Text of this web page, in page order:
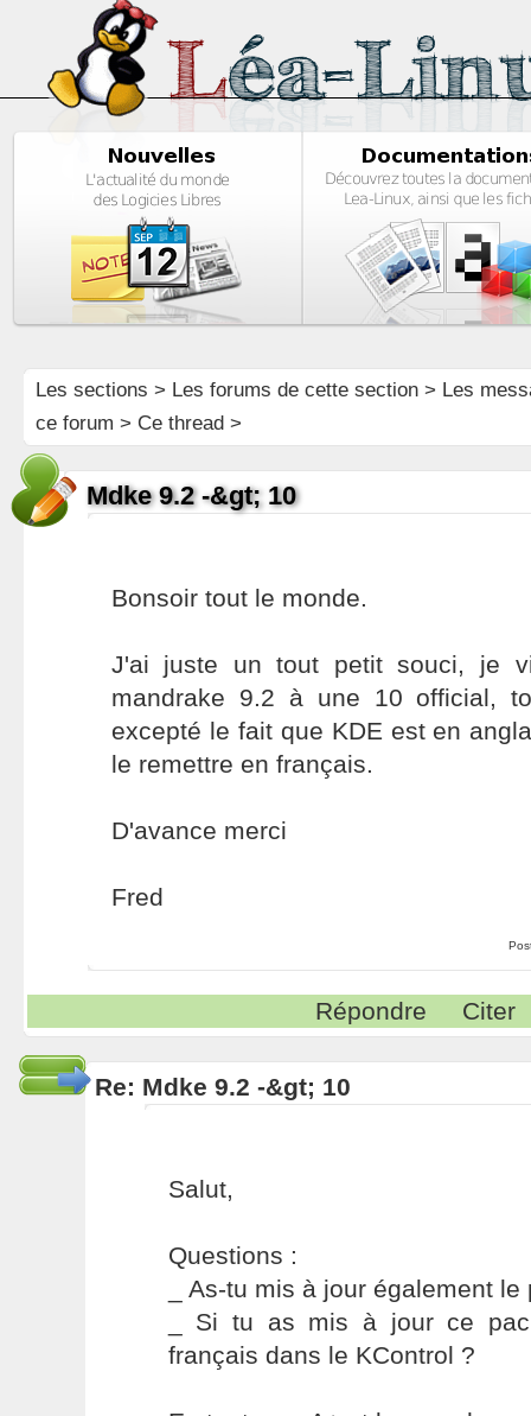
Les sections > Les forums de cette section> Les
ce forum > Ce thread >
Mdke 9.2 -&gt; 10
Bonsoir tout le monde.
J'ai juste un tout petit souci, je
mandrake 9.2 à une 10 official,
excepté le fait que KDE est en
le remettre en français.
D'avance merci
Fred
Répondre Citer
Re: Mdke 9.2 -&gt; 10
Salut,
Questions :
_ As-tu mis à jour également
_ Si tu as mis à jour ce
français dans le KControl ?